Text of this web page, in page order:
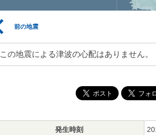
前の地震
この地震による津波の心配はありません。
発生時刻